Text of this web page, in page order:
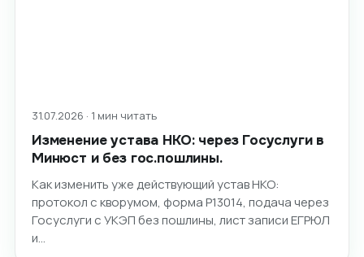
31.07.2026 · 1 мин читать
Изменение устава НКО: через Госуслуги в
Минюст и без гос.пошлины.
Как изменить уже действующий устав НКО:
протокол с кворумом, форма Р13014, подача через
Госуслуги с УКЭП без пошлины, лист записи ЕГРЮЛ
и…